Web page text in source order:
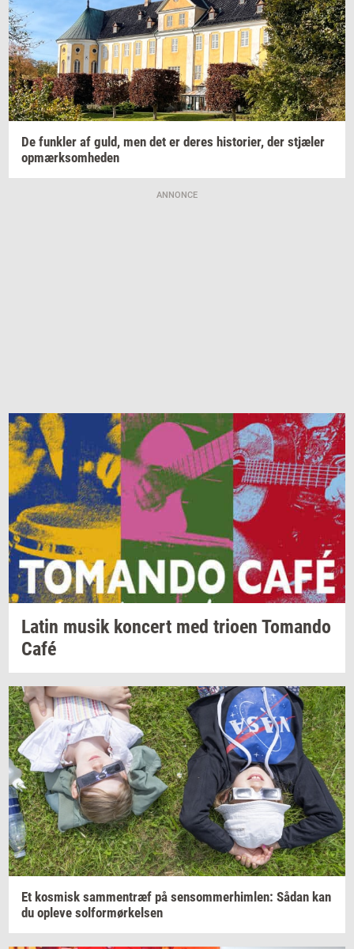
De funk­ler af guld, men det er deres hi­sto­ri­er, der stjæ­ler
op­mærk­som­he­den
ANNONCE
Latin musik kon­cert med trio­en To­man­do
Café
Et kos­misk sam­men­træf på sen­som­mer­him­len: Sådan kan
du op­le­ve sol­for­mør­kel­sen